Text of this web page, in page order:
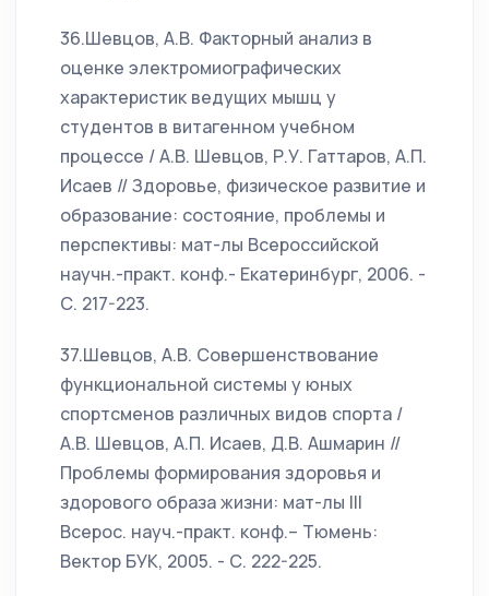
36.Шевцов, А.В. Факторный анализ в
оценке электромиографических
характеристик ведущих мышц у
студентов в витагенном учебном
процессе / А.В. Шевцов, Р.У. Гаттаров, А.П.
Исаев // Здоровье, физическое развитие и
образование: состояние, проблемы и
перспективы: мат-лы Всероссийской
научн.-практ. конф.- Екатеринбург, 2006. -
С. 217-223.
37.Шевцов, А.В. Совершенствование
функциональной системы у юных
спортсменов различных видов спорта /
А.В. Шевцов, А.П. Исаев, Д.В. Ашмарин //
Проблемы формирования здоровья и
здорового образа жизни: мат-лы III
Всерос. науч.-практ. конф.– Тюмень:
Вектор БУК, 2005. - С. 222-225.